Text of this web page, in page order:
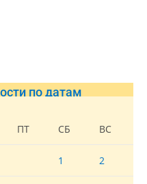
по датам
ПТ СБ ВС
1 2